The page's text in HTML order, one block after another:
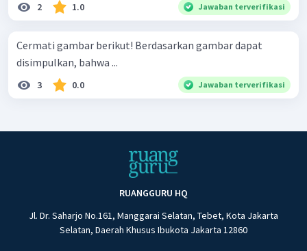
2 1.0 Jawaban terverifikasi
Cermati gambar berikut! Berdasarkan gambar dapat
disimpulkan, bahwa ...
3 0.0 Jawaban terverifikasi
RUANGGURU HQ
Jl. Dr. Saharjo No.161, Manggarai Selatan, Tebet, Kota Jakarta
Selatan, Daerah Khusus Ibukota Jakarta 12860